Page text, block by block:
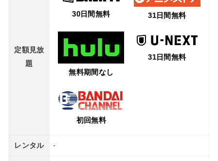
定額見放
題
30日間無料 31日間無料
無料期間なし
31日間無料
初回無料
レンタル -